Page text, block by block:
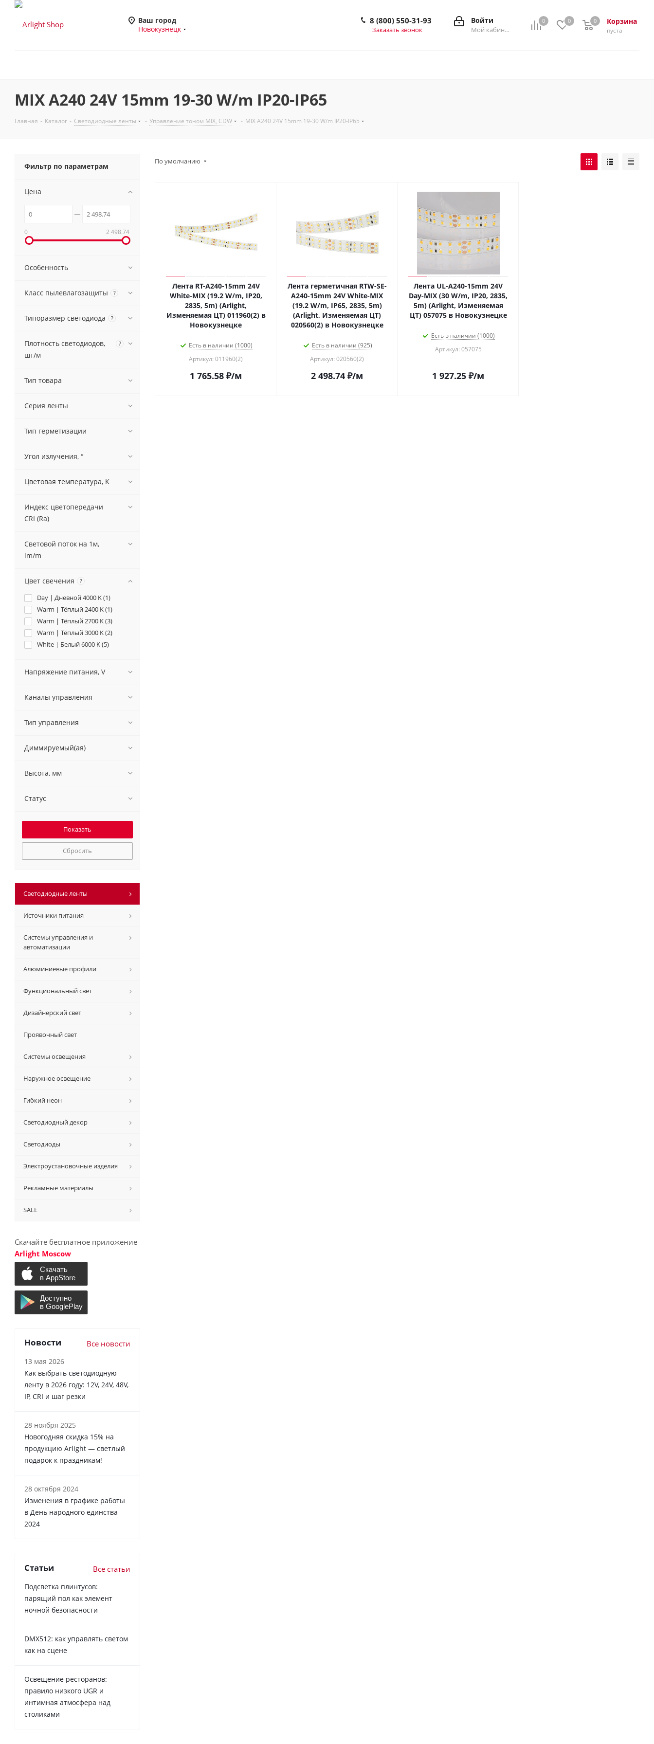
Ваш город
Новокузнецк
0 0 Корзина
0
пуста
0
Войти
Мой кабинет
8 (800) 550-31-93
Заказать звонок
MIX A240 24V 15mm 19-30 W/m IP20-IP65
Главная - Каталог - Светодиодные ленты - Управление тоном MIX, CDW - MIX A240 24V 15mm 19-30 W/m IP20-IP65
По умолчанию
Лента RT-A240-15mm 24V
White-MIX (19.2 W/m, IP20,
2835, 5m) (Arlight,
Изменяемая ЦТ) 011960(2) в
Новокузнецке
Есть в наличии (1000)
Артикул: 011960(2)
1 765.58 ₽/м
Лента герметичная RTW-SE-
A240-15mm 24V White-MIX
(19.2 W/m, IP65, 2835, 5m)
(Arlight, Изменяемая ЦТ)
020560(2) в Новокузнецке
Есть в наличии (925)
Артикул: 020560(2)
2 498.74 ₽/м
Лента UL-A240-15mm 24V
Day-MIX (30 W/m, IP20, 2835,
5m) (Arlight, Изменяемая
ЦТ) 057075 в Новокузнецке
Есть в наличии (1000)
Артикул: 057075
1 927.25 ₽/м
Фильтр по параметрам
Цена
0 2 498.74
Особенность
Класс пылевлагозащиты ?
Типоразмер светодиода ?
Плотность светодиодов,
шт/м
?
Тип товара
Серия ленты
Тип герметизации
Угол излучения, °
Цветовая температура, K
Индекс цветопередачи
CRI (Ra)
Световой поток на 1м,
lm/m
Цвет свечения ?
Day | Дневной 4000 K (1)
Warm | Тёплый 2400 K (1)
Warm | Тёплый 2700 K (3)
Warm | Тёплый 3000 K (2)
White | Белый 6000 K (5)
Напряжение питания, V
Каналы управления
Тип управления
Диммируемый(ая)
Высота, мм
Статус
Сбросить
Светодиодные ленты
Источники питания
Системы управления и
автоматизации
Алюминиевые профили
Функциональный свет
Дизайнерский свет
Проявочный свет
Системы освещения
Наружное освещение
Гибкий неон
Светодиодный декор
Светодиоды
Электроустановочные изделия
Рекламные материалы
SALE
Скачайте бесплатное приложение
Arlight Moscow
Новости Все новости
13 мая 2026
Как выбрать светодиодную
ленту в 2026 году: 12V, 24V, 48V,
IP, CRI и шаг резки
28 ноября 2025
Новогодняя скидка 15% на
продукцию Arlight — светлый
подарок к праздникам!
28 октября 2024
Изменения в графике работы
в День народного единства
2024
Статьи Все статьи
Подсветка плинтусов:
парящий пол как элемент
ночной безопасности
DMX512: как управлять светом
как на сцене
Освещение ресторанов:
правило низкого UGR и
интимная атмосфера над
столиками